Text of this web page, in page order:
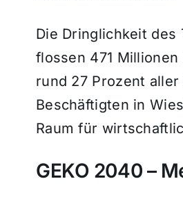
Die Dringlichkeit des
flossen 471
rund 27 Prozent
Beschäftigten in
Raum für
GEKO 2040 –